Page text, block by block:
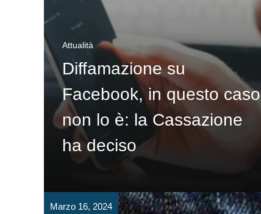
Attualità
Diffamazione su
Facebook, in questo caso
non lo è: la Cassazione
ha deciso
Marzo 16, 2024